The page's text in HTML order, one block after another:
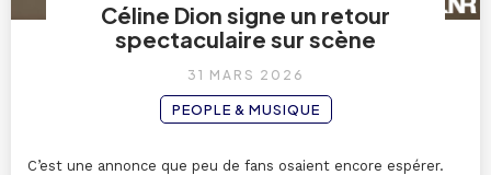
Céline Dion signe un retour
spectaculaire sur scène
31 MARS 2026
PEOPLE & MUSIQUE
C’est une annonce que peu de fans osaient encore espérer.